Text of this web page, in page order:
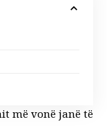
më vonë janë të